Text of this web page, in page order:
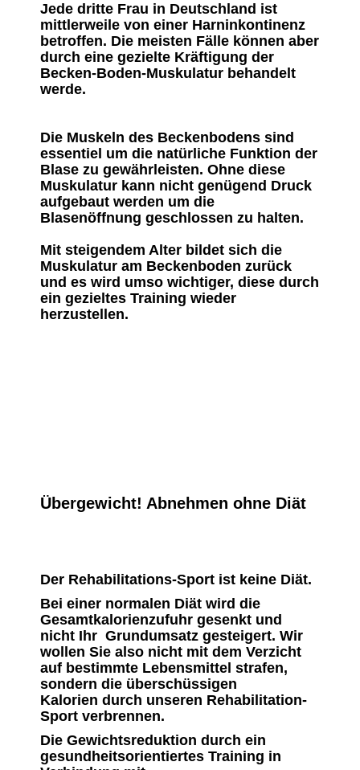
Jede dritte Frau in Deutschland ist
mittlerweile von einer Harninkontinenz
betroffen. Die meisten Fälle können aber
durch eine gezielte Kräftigung der
Becken-Boden-Muskulatur behandelt
werde.
Die Muskeln des Beckenbodens sind
essentiel um die natürliche Funktion der
Blase zu gewährleisten. Ohne diese
Muskulatur kann nicht genügend Druck
aufgebaut werden um die
Blasenöffnung geschlossen zu halten.
Mit steigendem Alter bildet sich die
Muskulatur am Beckenboden zurück
und es wird umso wichtiger, diese durch
ein gezieltes Training wieder
herzustellen.
Übergewicht! Abnehmen ohne Diät
Der Rehabilitations-Sport ist keine Diät.
Bei einer normalen Diät wird die
Gesamtkalorienzufuhr gesenkt und
nicht Ihr Grundumsatz gesteigert. Wir
wollen Sie also nicht mit dem Verzicht
auf bestimmte Lebensmittel strafen,
sondern die überschüssigen
Kalorien durch unseren Rehabilitation-
Sport verbrennen.
Die Gewichtsreduktion durch ein
gesundheitsorientiertes Training in